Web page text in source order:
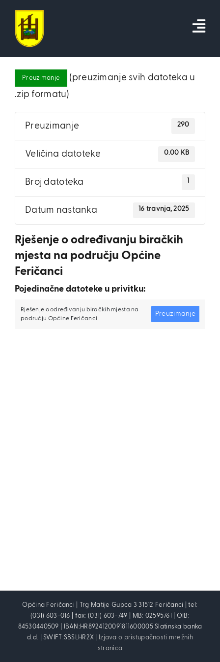
content
Preuzimanje
(preuzimanje svih datoteka u
.zip formatu)
Preuzimanje 290
Veličina datoteke 0.00 KB
Broj datoteka 1
Datum nastanka 16 travnja, 2025
Rješenje o određivanju biračkih
mjesta na području Općine
Feričanci
Pojedinačne datoteke u privitku:
Rješenje o određivanju biračkih mjesta na
području Općine Feričanci
Preuzimanje
Općina Feričanci | Trg Matije Gupca 3 31512 Feričanci | tel:
(031) 603-016 | fax: (031) 603-749 | MB: 02595761 | OIB:
84530440509 | IBAN:HR8924120091811600005 Slatinska banka
d.d. | SWIFT:SBSLHR2X |
Izjava o pristupačnosti mrežnih
stranica